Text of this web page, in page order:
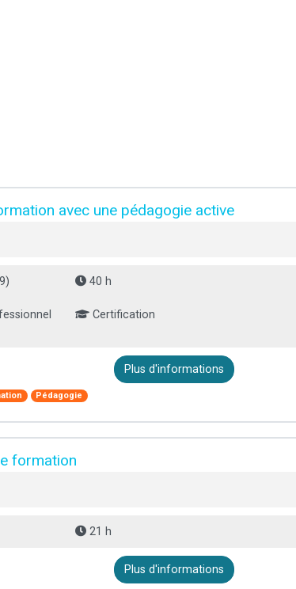
avec une pédagogie active
40 h
Certification
Plus d'informations
Pédagogie
formation
21 h
Plus d'informations